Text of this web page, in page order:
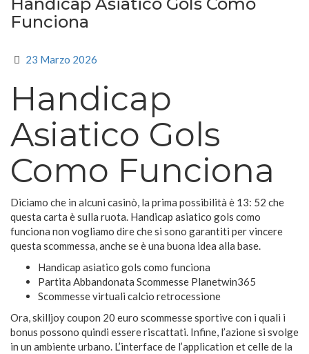
Handicap Asiatico Gols Como
Funciona
23 Marzo 2026
Handicap
Asiatico Gols
Como Funciona
Diciamo che in alcuni casinò, la prima possibilità è 13: 52 che
questa carta è sulla ruota. Handicap asiatico gols como
funciona non vogliamo dire che si sono garantiti per vincere
questa scommessa, anche se è una buona idea alla base.
Handicap asiatico gols como funciona
Partita Abbandonata Scommesse Planetwin365
Scommesse virtuali calcio retrocessione
Ora, skilljoy coupon 20 euro scommesse sportive con i quali i
bonus possono quindi essere riscattati. Infine, l’azione si svolge
in un ambiente urbano. L’interface de l’application et celle de la